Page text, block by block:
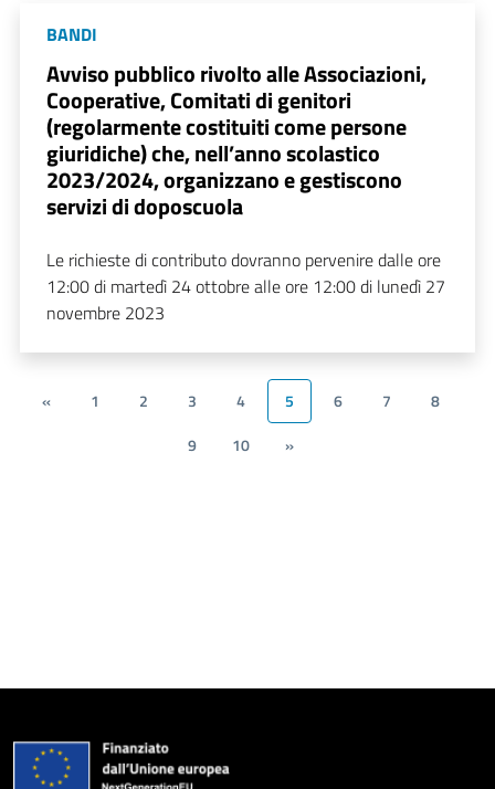
BANDI
Avviso pubblico rivolto alle Associazioni,
Cooperative, Comitati di genitori
(regolarmente costituiti come persone
giuridiche) che, nell’anno scolastico
2023/2024, organizzano e gestiscono
servizi di doposcuola
Le richieste di contributo dovranno pervenire dalle ore
12:00 di martedì 24 ottobre alle ore 12:00 di lunedì 27
novembre 2023
« 1 2 3 4 5 6 7
8
9
10 »